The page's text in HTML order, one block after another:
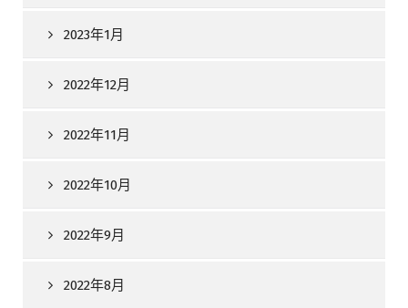
2023年1月
2022年12月
2022年11月
2022年10月
2022年9月
2022年8月